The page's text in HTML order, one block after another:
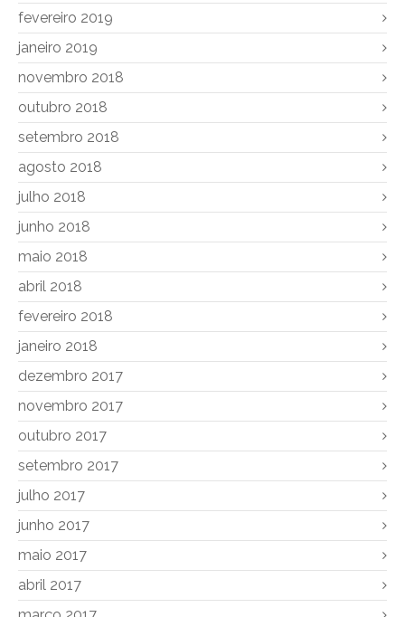
fevereiro 2019
janeiro 2019
novembro 2018
outubro 2018
setembro 2018
agosto 2018
julho 2018
junho 2018
maio 2018
abril 2018
fevereiro 2018
janeiro 2018
dezembro 2017
novembro 2017
outubro 2017
setembro 2017
julho 2017
junho 2017
maio 2017
abril 2017